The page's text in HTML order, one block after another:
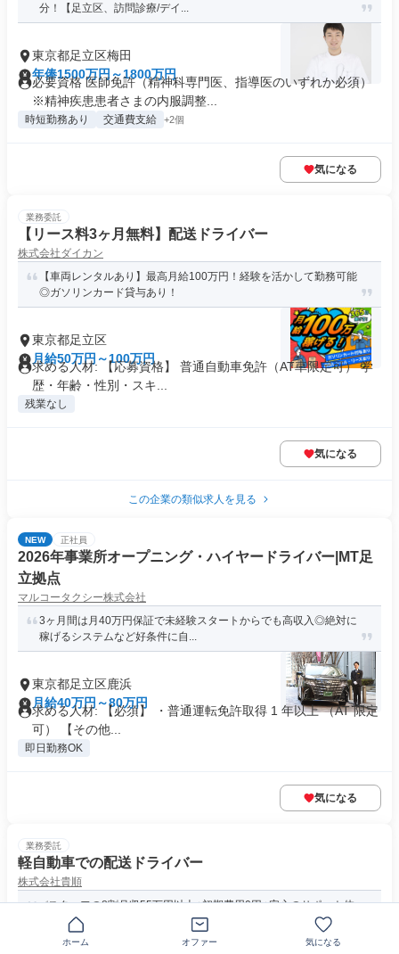
分！【足立区、訪問診療/デイ...
東京都足立区梅田
年俸1500万円～1800万円
必要資格 医師免許（精神科専門医、指導医のいずれか必須）
※精神疾患患者さまの内服調整...
時短勤務あり 交通費支給 +2個
気になる
業務委託
【リース料3ヶ月無料】配送ドライバー
株式会社ダイカン
【車両レンタルあり】最高月給100万円！経験を活かして勤務可能
◎ガソリンカード貸与あり！
東京都足立区
月給50万円～100万円
求める人材: 【応募資格】 普通自動車免許（AT車限定可） 学
歴・年齢・性別・スキ...
残業なし
気になる
この企業の類似求人を見る
NEW 正社員
2026年事業所オープニング・ハイヤードライバー|MT足
立拠点
マルコータクシー株式会社
3ヶ月間は月40万円保証で未経験スタートからでも高収入◎絶対に
稼げるシステムなど好条件に自...
東京都足立区鹿浜
月給40万円～80万円
求める人材: 【必須】 ・普通運転免許取得 1 年以上 （AT 限定
可） 【その他...
即日勤務OK
気になる
業務委託
軽自動車での配送ドライバー
株式会社貴順
✅スタッフの8割月収55万円以上⭐️初期費用0円⭐️安心のサポート体
制あり（車両レンタル/...
ホーム オファー 気になる